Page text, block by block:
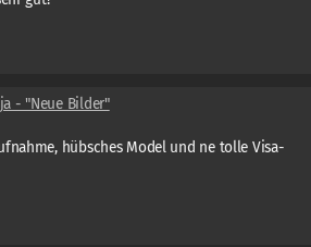
- "Neue Bilder"
hübsches Model und ne tolle Visa-